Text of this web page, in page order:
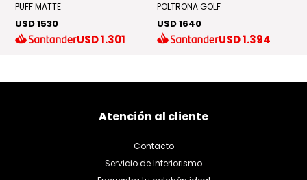
PUFF MATTE
USD 1530
USD1.301
POLTRONA GOLF
USD 1640
USD1.394
Atención al cliente
Contacto
Servicio de Interiorismo